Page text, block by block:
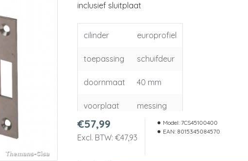
inclusief sluitplaat
cilinder europrofiel
toepassing schuifdeur
doornmaat 40 mm
voorplaat messing
€57,99
Excl. BTW: €47,93
Model: 7CS45100400
EAN: 8015345084570